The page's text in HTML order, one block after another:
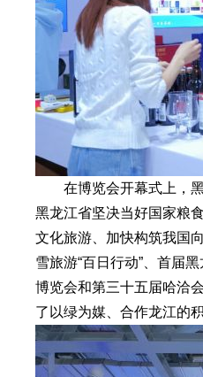
在博览会开幕式上，黑
黑龙江省坚决当好国家粮
文化旅游、加快构筑我国
雪旅游“百日行动”、首届
博览会和第三十五届哈洽
了以绿为媒、合作龙江的积